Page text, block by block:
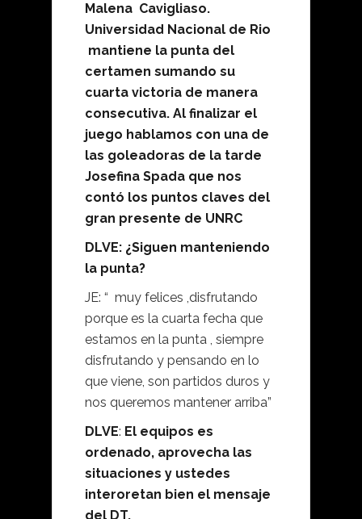
Malena Cavigliaso.
Universidad Nacional de Rio
mantiene la punta del
certamen sumando su
cuarta victoria de manera
consecutiva. Al finalizar el
juego hablamos con una de
las goleadoras de la tarde
Josefina Spada que nos
contó los puntos claves del
gran presente de UNRC
DLVE: ¿Siguen manteniendo
la punta?
JE: “ muy felices ,disfrutando
porque es la cuarta fecha que
estamos en la punta , siempre
disfrutando y pensando en lo
que viene, son partidos duros y
nos queremos mantener arriba”
DLVE: El equipos es
ordenado, aprovecha las
situaciones y ustedes
interoretan bien el mensaje
del DT.